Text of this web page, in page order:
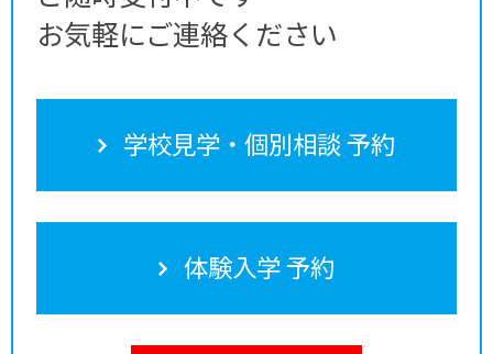
お気軽にご連絡ください
学校見学・個別相談 予約
体験入学 予約